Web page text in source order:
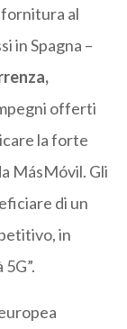
al
in Spagna –
offerti
la forte
MásMóvil. Gli
di un
in